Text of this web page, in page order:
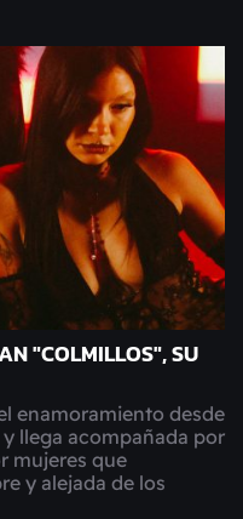
"COLMILLOS", SU
enamoramiento desde
llega acompañada por
mujeres que
y alejada de los